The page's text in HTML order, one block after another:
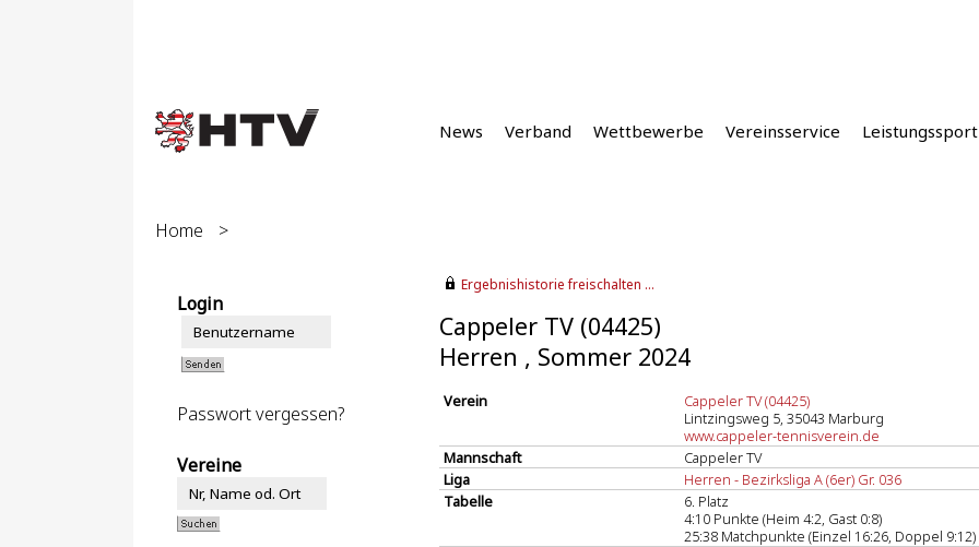
News Verband Wettbewerbe Vereinsservice Leistungssport
Home >
Login
Passwort vergessen?
Vereine
Ergebnishistorie freischalten ...
Cappeler TV (04425)
Herren , Sommer 2024
Verein
Cappeler TV (04425)
Lintzingsweg 5, 35043 Marburg
www.cappeler-tennisverein.de
Mannschaft
Cappeler TV
Liga
Herren - Bezirksliga A (6er) Gr. 036
Tabelle
6. Platz
4:10 Punkte (Heim 4:2, Gast 0:8)
25:38 Matchpunkte (Einzel 16:26, Doppel 9:12)